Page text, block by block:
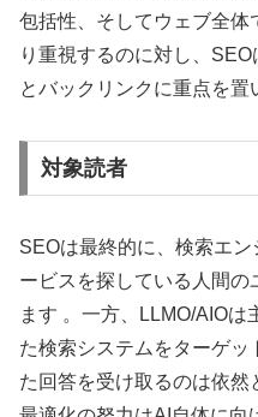
包括性、そしてウェブ全体
り重視するのに対し、
とバックリンクに重点を置
対象読者
SEOは最終的に、検索エ
ービスを探している人間
ます 。一方、LLMO/AIOは
た検索システムをターゲッ
た回答を受け取るのは依然